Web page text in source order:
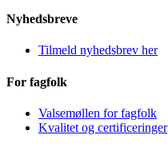
Nyhedsbreve
Tilmeld nyhedsbrev her
For fagfolk
Valsemøllen for fagfolk
Kvalitet og certificeringer